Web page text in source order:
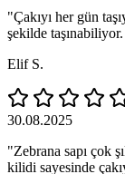
"Çakıyı her gün
şekilde
Elif S.
30.08.2025
"Zebrana sapı çok
kilidi sayesinde